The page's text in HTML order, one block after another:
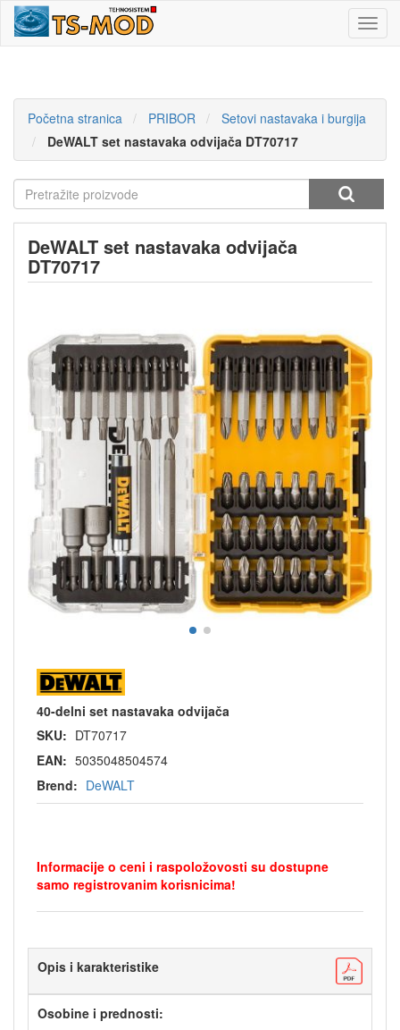
Početna stranica PRIBOR
Setovi nastavaka i burgija
DeWALT set nastavaka odvijača DT70717
DeWALT set nastavaka odvijača
DT70717
40-delni set nastavaka odvijača
SKU: DT70717
EAN: 5035048504574
Brend: DeWALT
Informacije o ceni i raspoložovosti su dostupne
samo registrovanim korisnicima!
Opis i karakteristike
Osobine i prednosti: